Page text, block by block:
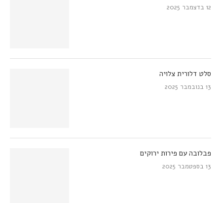
12 בדצמבר 2025
סלט דלורית צלויה
13 בנובמבר 2025
פבלובה עם פירות ירוקים
13 בספטמבר 2025